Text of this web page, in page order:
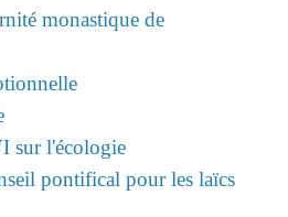
monastique de
sur l'écologie
pontifical pour les laïcs